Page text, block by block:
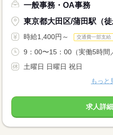
一般事務・OA事務
東京都大田区/蒲田駅（徒
時給1,400円～ 交通費一部支給
9：00〜15：00（実働5時間
土曜日 日曜日 祝日
もっと
求人詳